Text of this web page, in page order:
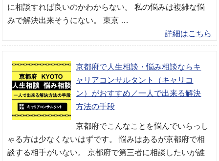
に相談すれば良いのかわからない。 私の悩みは複雑な悩
みで解決出来そうにない。 東京 …
詳細はこちら
京都府で人生相談・悩み相談ならキ
ャリアコンサルタント（キャリコ
ン）がおすすめ／一人で出来る解決
方法の手段
京都府でこんなことを悩んでいらっし
ゃる方は少なくないはずです。 悩みはあるが京都府で相
談する相手がいない。 京都府で第三者に相談したいが誰